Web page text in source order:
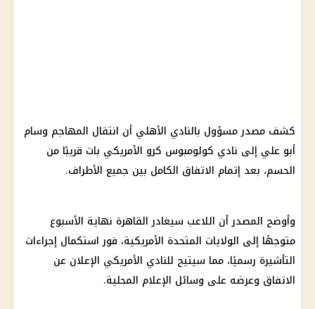
كشف مصدر مسؤول بالنادي الأهلي أن انتقال المهاجم وسام
أبو علي إلى نادي كولومبوس كرو الأمريكي بات قريبًا من
الحسم، بعد إتمام الاتفاق الكامل بين جميع الأطراف.
وأوضح المصدر أن اللاعب سيغادر القاهرة نهاية الأسبوع
متوجهًا إلى الولايات المتحدة الأمريكية، فور استكمال إجراءات
التأشيرة رسميًا، مما سيتيح للنادي الأمريكي الإعلان عن
الاتفاق وعرضه على وسائل الإعلام المحلية.